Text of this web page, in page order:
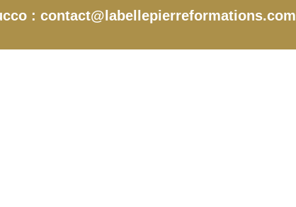
: contact@labellepierreformations.com